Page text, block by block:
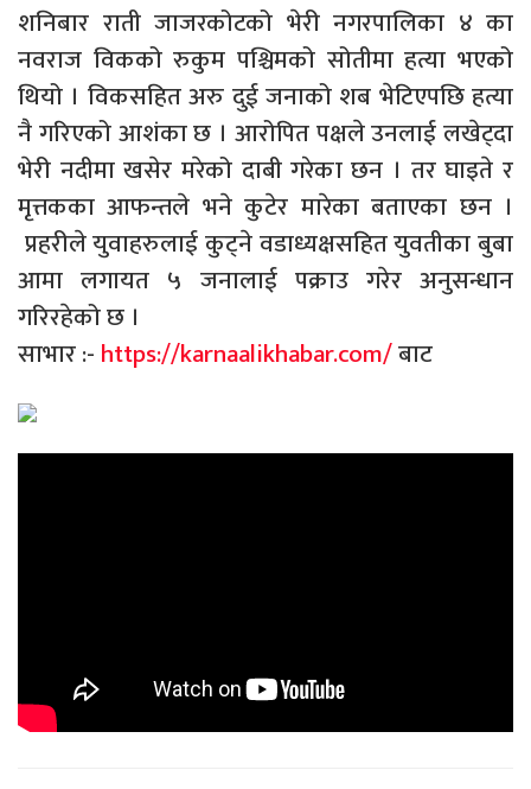
शनिबार राती जाजरकोटको भेरी नगरपालिका ४ का
नवराज विकको रुकुम पश्चिमको सोतीमा हत्या भएको
थियो । विकसहित अरु दुई जनाको शब भेटिएपछि हत्या
नै गरिएको आशंका छ । आरोपित पक्षले उनलाई लखेट्दा
भेरी नदीमा खसेर मरेको दाबी गरेका छन । तर घाइते र
मृत्तकका आफन्तले भने कुटेर मारेका बताएका छन ।
प्रहरीले युवाहरुलाई कुट्ने वडाध्यक्षसहित युवतीका बुबा
आमा लगायत ५ जनालाई पक्राउ गरेर अनुसन्धान
गरिरहेको छ ।
साभार :- https://karnaalikhabar.com/बाट